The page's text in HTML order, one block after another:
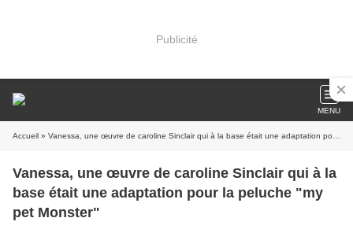
Publicité
MENU
Accueil » Vanessa, une œuvre de caroline Sinclair qui à la base était une adaptation pour la peluche "my pet Monster"
Vanessa, une œuvre de caroline Sinclair qui à la
base était une adaptation pour la peluche "my
pet Monster"